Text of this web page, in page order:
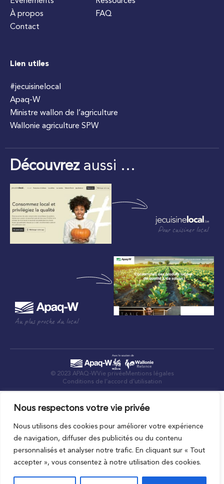
Nous respectons votre vie privée
Nous utilisons des cookies pour améliorer votre expérience
de navigation, diffuser des publicités ou du contenu
personnalisés et analyser notre trafic. En cliquant sur « Tout
accepter », vous consentez à notre utilisation des cookies.
À propos
Contact
FAQ
Lien utiles
#jecuisinelocal
Apaq-W
Ministre wallon de l’agriculture
Wallonie agriculture SPW
Découvrezaussi …
Pour cuisiner local
Au plus proche du local
© 2023 APAQ-WVie privée Mentions légales
Conditions de l’accord d’utilisation